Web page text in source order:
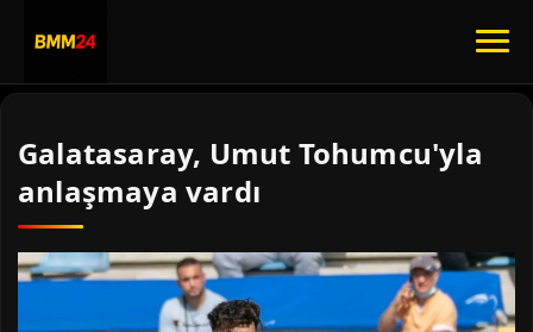
Galatasaray, Umut Tohumcu'yla
anlaşmaya vardı